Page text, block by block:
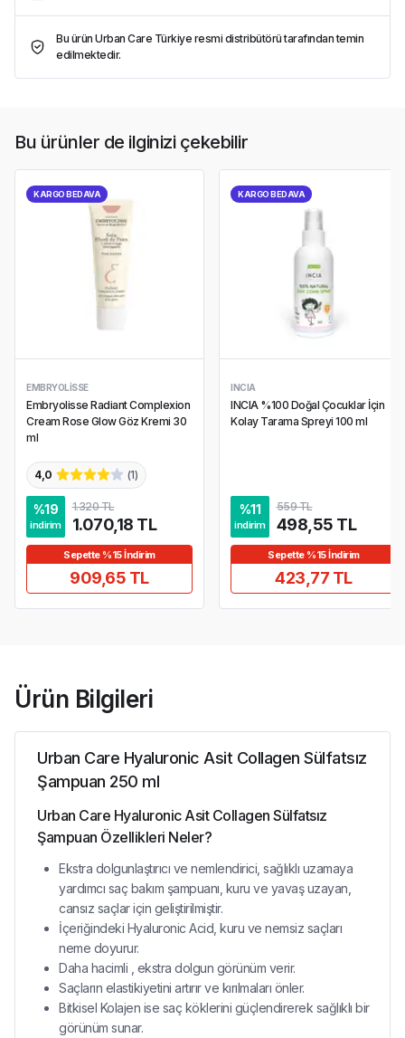
Bu ürün Urban Care Türkiye resmi distribütörü tarafından temin
edilmektedir.
Bu ürünler de ilginizi çekebilir
KARGO BEDAVA
EMBRYOLISSE
Embryolisse Radiant Complexion
Cream Rose Glow Göz Kremi 30
ml
4,0 (1)
%19
indirim
1.320 TL
1.070,18 TL
Sepette %15 İndirim
909,65 TL
KARGO BEDAVA
INCIA
INCIA %100 Doğal Çocuklar İçin
Kolay Tarama Spreyi 100 ml
%11
indirim
559 TL
498,55 TL
Sepette %15 İndirim
423,77 TL
Ürün Bilgileri
Urban Care Hyaluronic Asit Collagen Sülfatsız
Şampuan 250 ml
Urban Care Hyaluronic Asit Collagen Sülfatsız
Şampuan Özellikleri Neler?
Ekstra dolgunlaştırıcı ve nemlendirici, sağlıklı uzamaya
yardımcı saç bakım şampuanı, kuru ve yavaş uzayan,
cansız saçlar için geliştirilmiştir.
İçeriğindeki Hyaluronic Acid, kuru ve nemsiz saçları
neme doyurur.
Daha hacimli , ekstra dolgun görünüm verir.
Saçların elastikiyetini artırır ve kırılmaları önler.
Bitkisel Kolajen ise saç köklerini güçlendirerek sağlıklı bir
görünüm sunar.